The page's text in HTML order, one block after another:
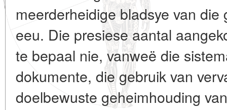
meerderheidige bladsye van
eeu. Die presiese aantal
te bepaal nie, vanweë die
dokumente, die gebruik van
doelbewuste geheimhouding